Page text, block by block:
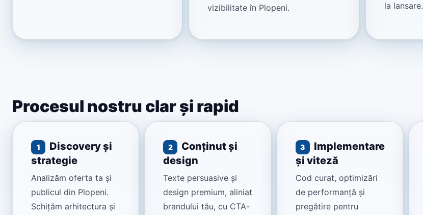
vizibilitate în Plopeni.
la lansare.
Procesul nostru clar și rapid
1
Discovery și
strategie
Analizăm oferta ta și
publicul din Plopeni.
Schițăm arhitectura și
2
Conținut și
design
Texte persuasive și
design premium, aliniat
brandului tău, cu CTA-
3
Implementare
și viteză
Cod curat, optimizări
de performanță și
pregătire pentru